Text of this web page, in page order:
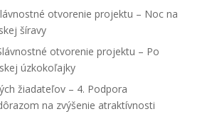
otvorenie projektu – Noc na
šíravy
otvorenie projektu – Po
úzkokoľajky
žiadateľov – 4. Podpora
na zvýšenie atraktívnosti